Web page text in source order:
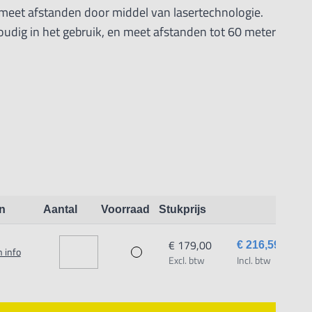
afstanden door middel van lasertechnologie.
in het gebruik, en meet afstanden tot 60 meter
je vervolgens via Bluetooth overzetten naar je
D110 de maten aan toevoegen. Daarna kun je de
versturen.
Aantal Voorraad Stukprijs
info € 216,59
Incl. btw
€ 179,00
Excl. btw